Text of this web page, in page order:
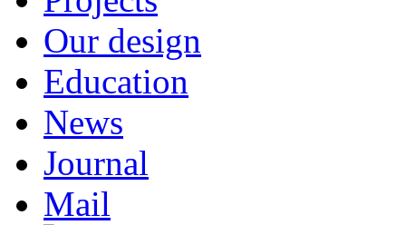
Our design
Education
News
Journal
Mail